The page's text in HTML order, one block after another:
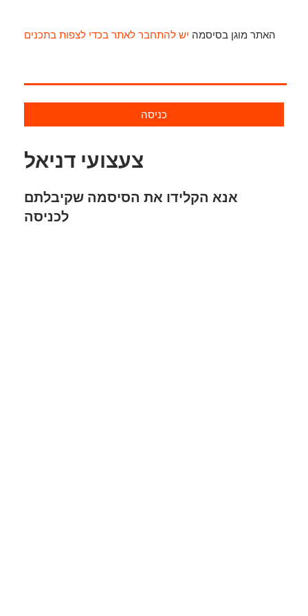
האתר מוגן בסיסמה יש להתחבר לאתר בכדי לצפות בתכנים
כניסה
צעצועי דניאל
אנא הקלידו את הסיסמה שקיבלתם
לכניסה